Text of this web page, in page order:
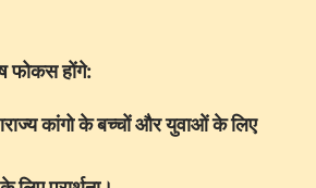
फोकस होंगे:
कांगो के बच्चों और युवाओं के लिए